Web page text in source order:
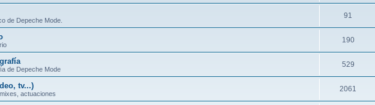
de Depeche Mode.
91
190
de Depeche Mode
529
tv...)
actuaciones
2061